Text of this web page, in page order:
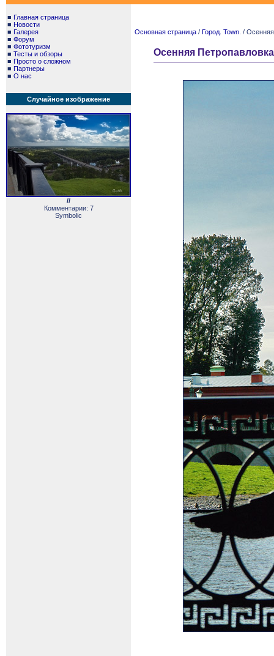
■ Главная страница
■ Новости
■ Галерея
■ Форум
■ Фототуризм
■ Тесты и обзоры
■ Просто о сложном
■ Партнеры
■ О нас
Случайное изображение
//
Комментарии: 7
Symbolic
Основная страница / Город. Town. /
Осенняя Петропавловка